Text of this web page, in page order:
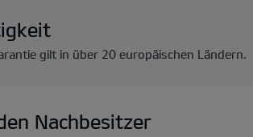
gilt in über 20 europäischen Ländern.
Nachbesitzer